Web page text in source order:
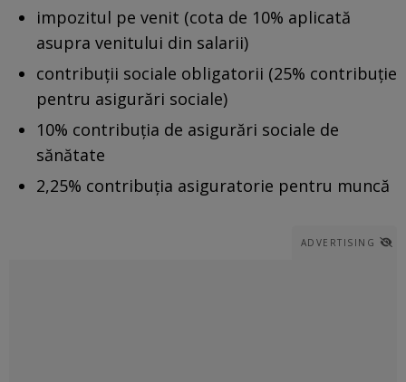
impozitul pe venit (cota de 10% aplicată
asupra venitului din salarii)
contribuții sociale obligatorii (25% contribuție
pentru asigurări sociale)
10% contribuția de asigurări sociale de
sănătate
2,25% contribuția asiguratorie pentru muncă
ADVERTISING